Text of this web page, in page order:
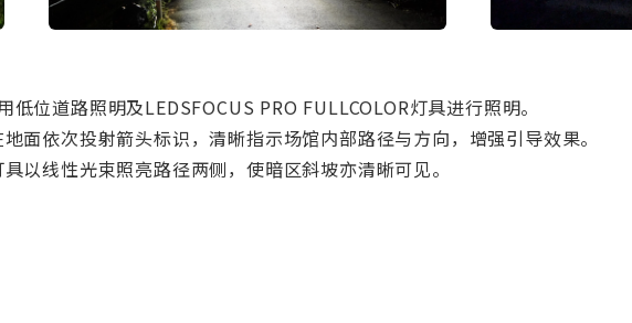
位道路照明及LEDSFOCUS PRO FULLCOLOR灯具进行照明。
面依次投射箭头标识，清晰指示场馆内部路径与方向，增强引导效果。
以线性光束照亮路径两侧，使暗区斜坡亦清晰可见。